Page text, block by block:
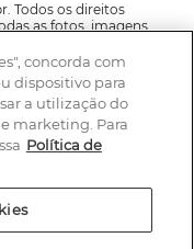
Todos os direitos
as fotos, imagens,
propriedade exclusiva
É vedada qualquer
elemento de
violação de qualquer
cível e
dos produtos estão
prévio.
possível erro de
entre os valores
e valores do site,
concorda com
dispositivo para
a utilização do
marketing. Para
Política de